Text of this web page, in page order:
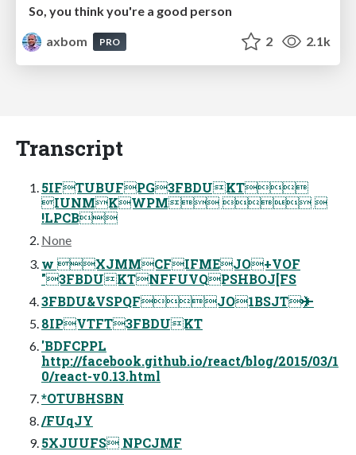
So, you think you're a good person
axbom
PRO 2 2.1k
Transcript
5IFTUBUFPG3FBDUKT
IUNMKWPM  
!LPCB
None
w XJMMCFIFMEJO+VOF
"3FBDUKTNFFUVQPSHBOJ[FS
3FBDU&VSPQFJO1BSJT✈
8IPVTFT3FBDUKT
'BDFCPPL
http://facebook.github.io/react/blog/2015/03/1
0/react-v0.13.html
*OTUBHSBN
/FUqJY
5XJUUFS NPCJMF